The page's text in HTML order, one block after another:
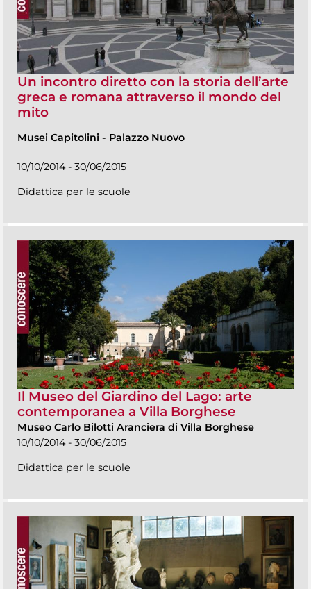
Un incontro diretto con la storia dell’arte
greca e romana attraverso il mondo del
mito
Musei Capitolini - Palazzo Nuovo
10/10/2014 - 30/06/2015
Didattica per le scuole
Il Museo del Giardino del Lago: arte
contemporanea a Villa Borghese
Museo Carlo Bilotti Aranciera di Villa Borghese
10/10/2014 - 30/06/2015
Didattica per le scuole